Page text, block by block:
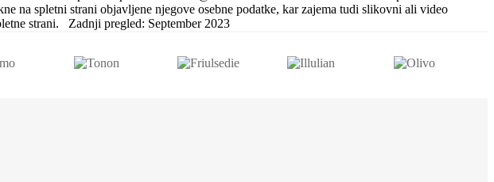
na spletni strani objavljene njegove osebne podatke, kar zajema tudi slikovni ali video
strani. Zadnji pregled: September 2023